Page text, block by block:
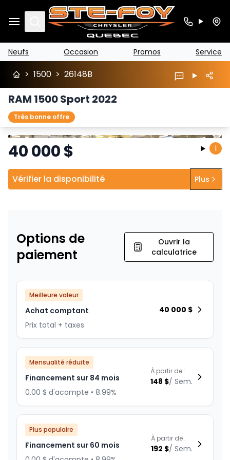
Search
Neufs Occasion Promos Service
> 1500 > 26148B
RAM 1500 Sport 2022
Très bonne offre
ArrêterPrécédent
Suivant
40 000$ i
Vérifier la disponibilité Plus
Options de
paiement
Ouvrir la
calculatrice
Meilleure valeur
Achat comptant
Prix total + taxes
40 000 $
Mensualité réduite
Financement sur 84 mois
0.00 $ d'acompte • 8.99%
À partir de :
148 $/ Sem.
Plus populaire
Financement sur 60 mois
À partir de :
192 $/ Sem.